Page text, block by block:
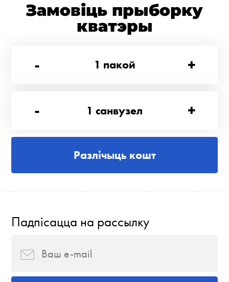
Замовіць прыборку
кватэры
-
1 пакой +
- 1 санвузел +
Разлічыць кошт
Падпісацца на рассылку